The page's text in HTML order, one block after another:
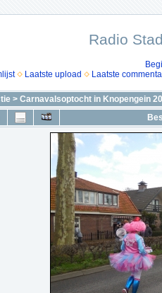
Radio
Laatste upload Laatste
> Carnavalsoptocht in Knopengein